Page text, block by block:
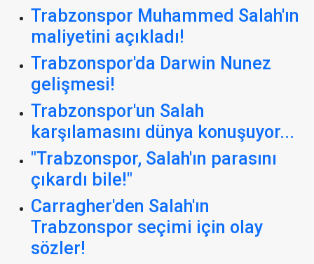
Trabzonspor Muhammed Salah'ın
maliyetini açıkladı!
Trabzonspor'da Darwin Nunez
gelişmesi!
Trabzonspor'un Salah
karşılamasını dünya konuşuyor...
"Trabzonspor, Salah'ın parasını
çıkardı bile!"
Carragher'den Salah'ın
Trabzonspor seçimi için olay
sözler!